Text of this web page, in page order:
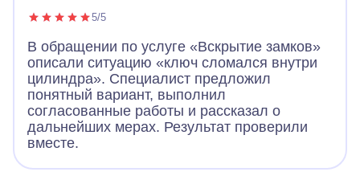
5/5
В обращении по услуге «Вскрытие замков»
описали ситуацию «ключ сломался внутри
цилиндра». Специалист предложил
понятный вариант, выполнил
согласованные работы и рассказал о
дальнейших мерах. Результат проверили
вместе.